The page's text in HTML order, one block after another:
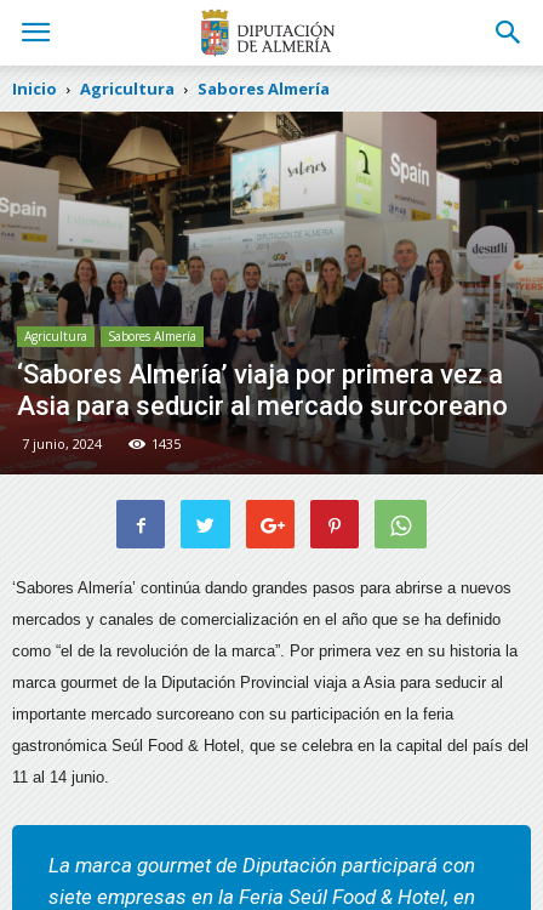
Inicio Agricultura Sabores Almería
Agricultura Sabores Almería
‘Sabores Almería’ viaja por primera vez a
Asia para seducir al mercado surcoreano
7 junio, 2024 1435
‘Sabores Almería’ continúa dando grandes pasos para abrirse a nuevos
mercados y canales de comercialización en el año que se ha definido
como “el de la revolución de la marca”. Por primera vez en su historia la
marca gourmet de la Diputación Provincial viaja a Asia para seducir al
importante mercado surcoreano con su participación en la feria
gastronómica Seúl Food & Hotel, que se celebra en la capital del país del
11 al 14 junio.
La marca gourmet de Diputación participará con
siete empresas en la Feria Seúl Food & Hotel, en